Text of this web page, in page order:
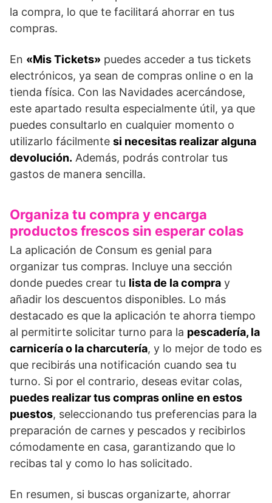
la compra, lo que te facilitará ahorrar en tus
compras.
En «Mis Tickets» puedes acceder a tus tickets
electrónicos, ya sean de compras online o en la
tienda física. Con las Navidades acercándose,
este apartado resulta especialmente útil, ya que
puedes consultarlo en cualquier momento o
utilizarlo fácilmente si necesitas realizar alguna
devolución. Además, podrás controlar tus
gastos de manera sencilla.
Organiza tu compra y encarga
productos frescos sin esperar colas
La aplicación de Consum es genial para
organizar tus compras. Incluye una sección
donde puedes crear tu lista de la compra y
añadir los descuentos disponibles. Lo más
destacado es que la aplicación te ahorra tiempo
al permitirte solicitar turno para la pescadería, la
carnicería o la charcutería, y lo mejor de todo es
que recibirás una notificación cuando sea tu
turno. Si por el contrario, deseas evitar colas,
puedes realizar tus compras online en estos
puestos, seleccionando tus preferencias para la
preparación de carnes y pescados y recibirlos
cómodamente en casa, garantizando que lo
recibas tal y como lo has solicitado.
En resumen, si buscas organizarte, ahorrar